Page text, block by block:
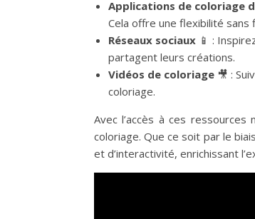
Applications de coloriage
Cela offre une flexibilité sans
Réseaux sociaux 📱 :
partagent leurs créations.
Vidéos de coloriage 🎥 :
coloriage.
Avec l’accès à ces
coloriage. Que ce soit par le
et d’interactivité, enrichissant